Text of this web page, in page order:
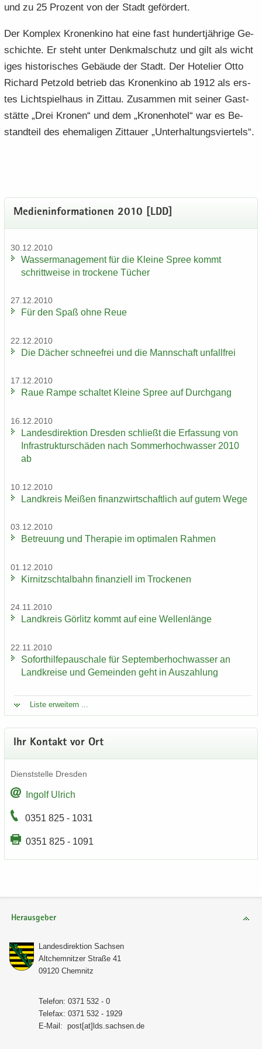
und zu 25 Pro­zent von der Stadt ge­för­dert.
Der Kom­plex Kro­nen­ki­no hat eine fast hun­dert­jäh­ri­ge Ge­
schich­te. Er steht unter Denk­mal­schutz und gilt als wich­t
i­ges his­to­ri­sches Ge­bäu­de der Stadt. Der Ho­te­lier Otto
Ri­chard Pet­zold be­trieb das Kro­nen­ki­no ab 1912 als ers­
tes Licht­spiel­haus in Zit­tau. Zu­sam­men mit sei­ner Gast­
stät­te „Drei Kro­nen“ und dem „Kro­nen­ho­tel“ war es Be­
stand­teil des ehe­ma­li­gen Zit­tau­er „Un­ter­hal­tungs­vier­tels“.
Me­di­en­in­for­ma­tio­nen 2010 [LDD]
30.12.2010
Was­ser­ma­nage­ment für die Klei­ne Spree kommt
schritt­wei­se in tro­cke­ne Tü­cher
27.12.2010
Für den Spaß ohne Reue
22.12.2010
Die Dä­cher schnee­frei und die Mann­schaft un­fall­frei
17.12.2010
Raue Rampe schal­tet Klei­ne Spree auf Durch­gang
16.12.2010
Lan­des­di­rek­ti­on Dres­den schließt die Er­fas­sung von
In­fra­struk­tur­schä­den nach Som­mer­hoch­was­ser 2010
ab
10.12.2010
Land­kreis Mei­ßen fi­nanz­wirt­schaft­lich auf gutem Wege
03.12.2010
Be­treu­ung und The­ra­pie im op­ti­ma­len Rah­men
01.12.2010
Kir­nitzsch­tal­bahn fi­nan­zi­ell im Tro­cke­nen
24.11.2010
Land­kreis Gör­litz kommt auf eine Wel­len­län­ge
22.11.2010
So­fort­hil­fe­pau­scha­le für Sep­tem­ber­hoch­was­ser an
Land­krei­se und Ge­mein­den geht in Aus­zah­lung
Liste er­wei­tern ...
Ihr Kon­takt vor Ort
Dienst­stel­le Dres­den
In­golf Ul­rich
0351 825 - 1031
0351 825 - 1091
Herausgeber
Lan­des­di­rek­ti­on Sach­sen
Alt­chem­nit­zer Stra­ße 41
09120 Chem­nitz
Te­le­fon: 0371 532 - 0
Te­le­fax: 0371 532 - 1929
E-​Mail: post[at]lds.sach­sen.de